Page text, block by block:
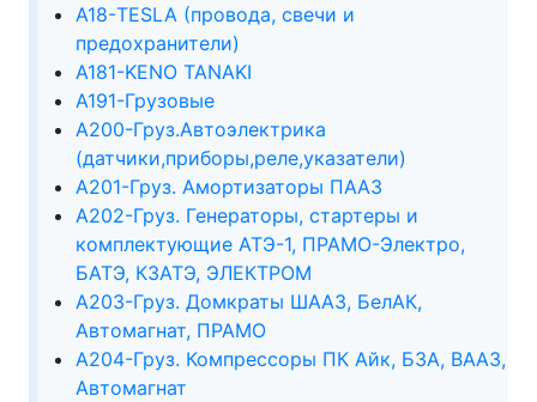
А18-TESLA (провода, свечи и
предохранители)
А181-KENO TANAKI
А191-Грузовые
А200-Груз.Автоэлектрика
(датчики,приборы,реле,указатели)
А201-Груз. Амортизаторы ПААЗ
А202-Груз. Генераторы, стартеры и
комплектующие АТЭ-1, ПРАМО-Электро,
БАТЭ, КЗАТЭ, ЭЛЕКТРОМ
А203-Груз. Домкраты ШААЗ, БелАК,
Автомагнат, ПРАМО
А204-Груз. Компрессоры ПК Айк, БЗА, ВААЗ,
Автомагнат